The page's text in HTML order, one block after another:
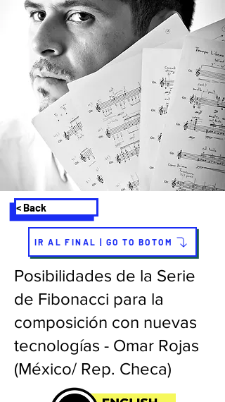
< Back
IR AL FINAL | GO TO BOTOM
Posibilidades de la Serie
de Fibonacci para la
composición con nuevas
tecnologías - Omar Rojas
(México/ Rep. Checa)